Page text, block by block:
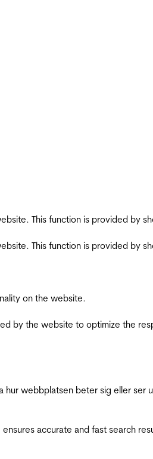
This function is provided by
This function is provided by
on the website.
by the website to optimize the
webbplatsen beter sig eller
accurate and fast search